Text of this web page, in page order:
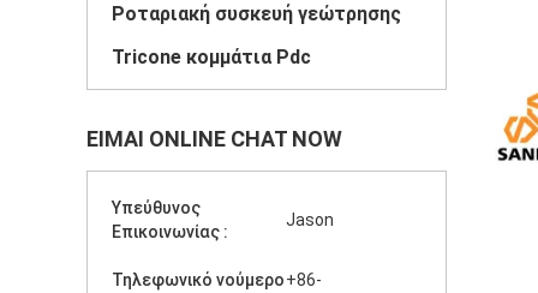
Ροταριακή συσκευή γεώτρησης
Tricone κομμάτια Pdc
ΕΊΜΑΙ ONLINE CHAT NOW
Υπεύθυνος
Επικοινωνίας :
Jason
Τηλεφωνικό νούμερο+86-